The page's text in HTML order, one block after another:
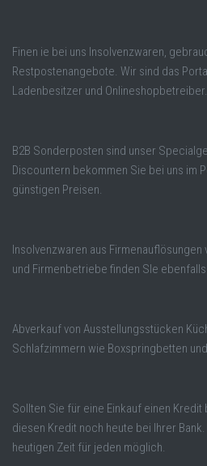
Finen ie bei uns Insolvenzwaren,
Restpostenangebote. Wir sind das
Ladenbesitzer und Onlineshopbetreiber.
B2B Sonderposten sind unser
Discountern bekommen Sie bei uns im
günstigen Preisen.
Insolvenzwaren aus Firmenauflösungen
und Firmenbetriebe finden SIe ebenfalls
Abverkauf von Ausstellungsstücken
Schlafzimmern wie Boxspringbetten
Sollten Sie für eine Einkauf einen
diesen Kredit noch heute bei Ihrer
heutigen Zeit für jeden möglich.